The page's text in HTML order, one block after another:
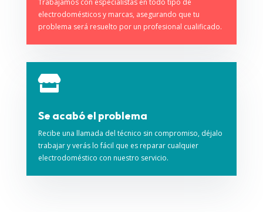
Trabajamos con especialistas en todo tipo de
electrodomésticos y marcas, asegurando que tu
problema será resuelto por un profesional cualificado.

Se acabó el problema
Recibe una llamada del técnico sin compromiso, déjalo
trabajar y verás lo fácil que es reparar cualquier
electrodoméstico con nuestro servicio.